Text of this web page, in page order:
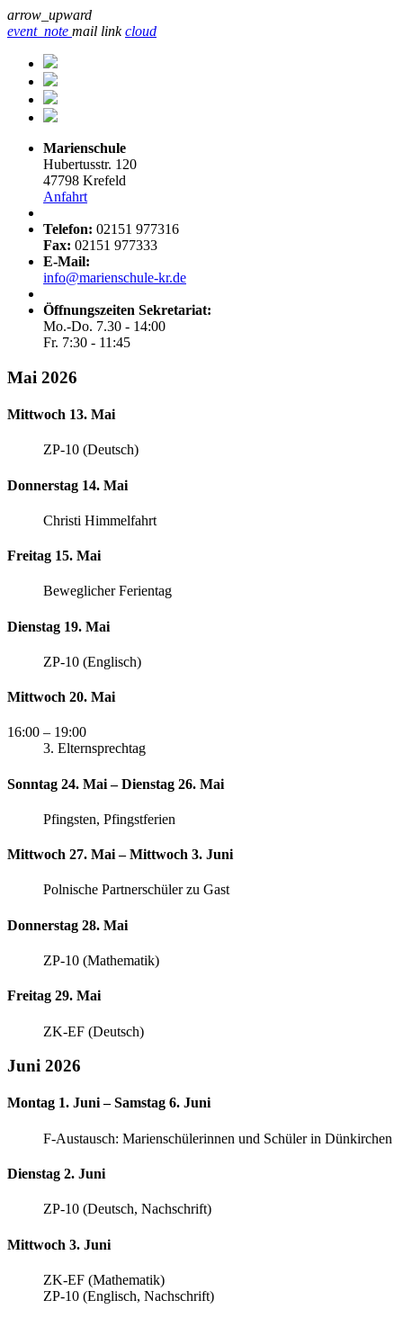
arrow_upward
event_note mail link cloud
Marienschule
Hubertusstr. 120
47798 Krefeld
Anfahrt
Telefon: 02151 977316
Fax: 02151 977333
E-Mail:
info@marienschule-kr.de
Öffnungszeiten Sekretariat:
Mo.-Do. 7.30 - 14:00
Fr. 7:30 - 11:45
Mai 2026
Mittwoch 13. Mai
ZP-10 (Deutsch)
Donnerstag 14. Mai
Christi Himmelfahrt
Freitag 15. Mai
Beweglicher Ferientag
Dienstag 19. Mai
ZP-10 (Englisch)
Mittwoch 20. Mai
16:00 – 19:00
3. Elternsprechtag
Sonntag 24. Mai – Dienstag 26. Mai
Pfingsten, Pfingstferien
Mittwoch 27. Mai – Mittwoch 3. Juni
Polnische Partnerschüler zu Gast
Donnerstag 28. Mai
ZP-10 (Mathematik)
Freitag 29. Mai
ZK-EF (Deutsch)
Juni 2026
Montag 1. Juni – Samstag 6. Juni
F-Austausch: Marienschülerinnen und Schüler in Dünkirchen
Dienstag 2. Juni
ZP-10 (Deutsch, Nachschrift)
Mittwoch 3. Juni
ZK-EF (Mathematik)
ZP-10 (Englisch, Nachschrift)